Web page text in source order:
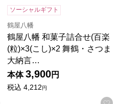
気に入りに登録する
ソーシャルギフト
鶴屋八幡
鶴屋八幡 和菓子詰合せ(百楽
(粒)×3(こし)×2 舞鶴・さつま
大納言…
本体 3,900円
税込 4,212円